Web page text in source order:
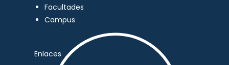
Facultades
Campus
Enlaces